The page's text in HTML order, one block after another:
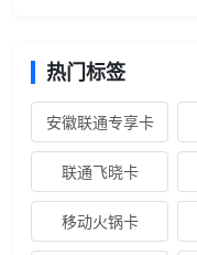
热门标签
安徽联通专享卡
联通飞晓卡
移动火锅卡